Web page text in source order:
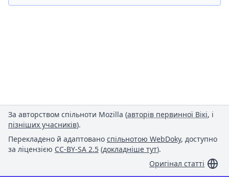
За авторством спільноти Mozilla (авторів первинної Вікі, і
пізніших учасників).
Перекладено й адаптовано спільнотою WebDoky, доступно
за ліцензією CC-BY-SA 2.5 (докладніше тут).
Оригінал статті